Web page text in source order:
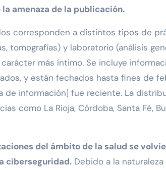
amenaza de la publicación.
corresponden a distintos tipos de
tomografías) y laboratorio (análisis
más íntimo. Se incluye
y están fechados hasta fines de
de información] fue reciente. La
como La Rioja, Córdoba, Santa Fé,
del ámbito de la salud se
ciberseguridad. Debido a la